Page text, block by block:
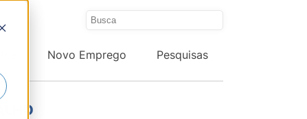
Novo Emprego Pesquisas